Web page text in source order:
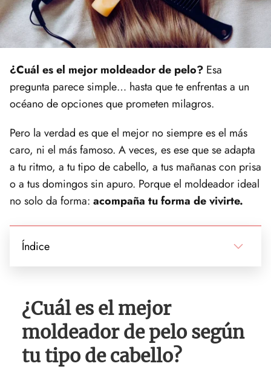
¿Cuál es el mejor moldeador de pelo? Esa
pregunta parece simple… hasta que te enfrentas a un
océano de opciones que prometen milagros.
Pero la verdad es que el mejor no siempre es el más
caro, ni el más famoso. A veces, es ese que se adapta
a tu ritmo, a tu tipo de cabello, a tus mañanas con prisa
o a tus domingos sin apuro. Porque el moldeador ideal
no solo da forma: acompaña tu forma de vivirte.
Índice
¿Cuál es el mejor
moldeador de pelo según
tu tipo de cabello?